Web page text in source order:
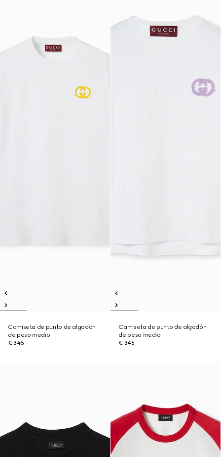
Camiseta de punto de algodón
de peso medio
€ 345
Camiseta de punto de algodón
de peso medio
€ 345